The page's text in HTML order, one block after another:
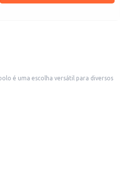
é uma escolha versátil para diversos